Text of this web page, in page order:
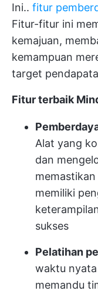
Ini.. fitur
Fitur-fitur ini
kemajuan,
kemampuan
target
Fitur terbaik
Alat yang
dan
memiliki
sukses
Pelatihan
waktu
memandu